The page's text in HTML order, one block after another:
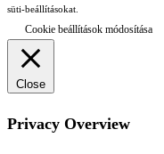
süti-beállításokat.
Cookie beállítások módosítása
Close
Privacy Overview